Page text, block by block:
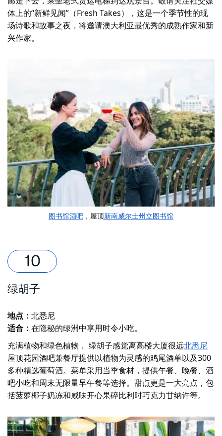
体上的“新鲜见闻”（Fresh Takes），这是一个季节性的现
场诗歌和故事之夜，将邀请澳大利亚最优秀的成熟作家和新
兴作家。
图书馆酒吧 ，屋顶新南威尔士州立图书馆
绿胡子
地点： 北悉尼
适合： 在隐秘的绿洲中享用时令小吃。
充满植物和绿色植物， 绿胡子感觉离高楼大厦很远北悉尼
屋顶花园酒吧兼餐厅提供以植物为灵感的鸡尾酒单以及300
多种精选葡萄酒。菜单采用当季食材，提供午餐、晚餐、酒
吧小吃和周末无限量早午餐等选择。甜点更是一大亮点，包
括菠萝椰子奶冻和咸味开心果碎比利时巧克力甘纳许等。